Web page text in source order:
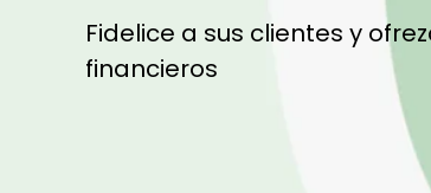
Fidelice a sus clientes y
financieros